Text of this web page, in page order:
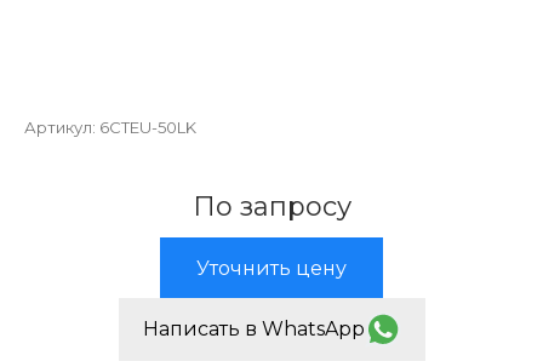
Артикул: 6CTEU-50LK
По запросу
Уточнить цену
Написать в WhatsApp